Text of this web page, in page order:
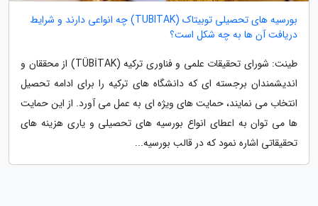
بورسیه های تحصیلی توبیتاک (TUBITAK) چه انواعی دارند و شرایط
دریافت آن ها به چه شکل است؟
طینت: شورای تحقیقات علمی و فناوری ترکیه (TÜBİTAK) از محققان و
اندیشمندان برجسته ای که دانشگاه های ترکیه را برای ادامه تحصیل
انتخاب می نمایند، حمایت های ویژه ای به عمل می آورد. از این حمایت
ها می توان به اعطای انواع بورسیه های تحصیلی و یاری هزینه های
تحقیقاتی اشاره نمود که در قالب بورسیه...